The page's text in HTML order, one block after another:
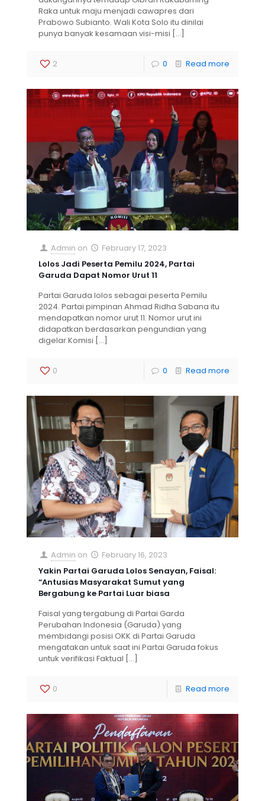
Raka untuk maju menjadi cawapres dari
Prabowo Subianto. Wali Kota Solo itu dinilai
punya banyak kesamaan visi-misi […]
2 0 Read more
Admin on
February 17, 2023
Lolos Jadi Peserta Pemilu 2024, Partai
Garuda Dapat Nomor Urut 11
Partai Garuda lolos sebagai peserta Pemilu
2024. Partai pimpinan Ahmad Ridha Sabana itu
mendapatkan nomor urut 11. Nomor urut ini
didapatkan berdasarkan pengundian yang
digelar Komisi […]
0 0 Read more
Admin on
February 16, 2023
Yakin Partai Garuda Lolos Senayan, Faisal:
“Antusias Masyarakat Sumut yang
Bergabung ke Partai Luar biasa
Faisal yang tergabung di Partai Garda
Perubahan Indonesia (Garuda) yang
membidangi posisi OKK di Partai Garuda
mengatakan untuk saat ini Partai Garuda fokus
untuk verifikasi Faktual […]
0 Read more